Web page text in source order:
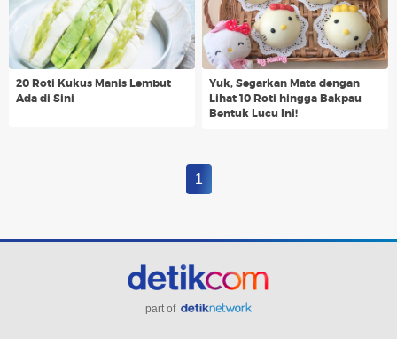
20 Roti Kukus Manis Lembut
Ada di Sini
Yuk, Segarkan Mata dengan
Lihat 10 Roti hingga Bakpau
Bentuk Lucu Ini!
1
part of